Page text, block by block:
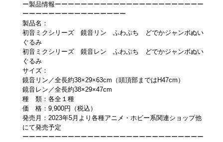
ー製品情報ーーーーーーーーーーーーーーーーーーーーーーー
ーーーーーーーーーーーーーーーー
製品名：
初音ミクシリーズ 鏡音リン ふわぷち どでかジャンボぬい
ぐるみ
初音ミクシリーズ 鏡音レン ふわぷち どでかジャンボぬい
ぐるみ
サイズ：
鏡音リン／全長約38×29×63cm（頭頂部まではH47cm）
鏡音レン／全長約38×29×47cm
種 類：各全１種
価 格：9,900円（税込）
発売月：2023年5月より各種アニメ・ホビー系関連ショップ他
にて発売予定
ーーーーーーーーーーーーーーーーーーーーーーーーーーーー